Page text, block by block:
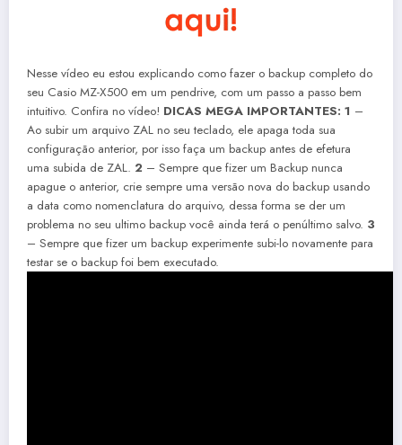
Nesse vídeo eu estou explicando como fazer o backup completo do
seu Casio MZ-X500 em um pendrive, com um passo a passo bem
intuitivo. Confira no vídeo! DICAS MEGA IMPORTANTES: 1 –
Ao subir um arquivo ZAL no seu teclado, ele apaga toda sua
configuração anterior, por isso faça um backup antes de efetura
uma subida de ZAL. 2 – Sempre que fizer um Backup nunca
apague o anterior, crie sempre uma versão nova do backup usando
a data como nomenclatura do arquivo, dessa forma se der um
problema no seu ultimo backup você ainda terá o penúltimo salvo. 3
– Sempre que fizer um backup experimente subi-lo novamente para
testar se o backup foi bem executado.